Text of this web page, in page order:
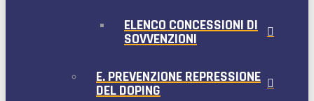
ELENCO CONCESSIONI DI
SOVVENZIONI
E. PREVENZIONE REPRESSIONE
DEL DOPING